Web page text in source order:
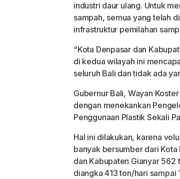
industri daur ulang. Untuk
sampah, semua yang telah
infrastruktur pemilahan
“Kota Denpasar dan
di kedua wilayah ini
seluruh Bali dan tidak ada
Gubernur Bali, Wayan
dengan menekankan
Penggunaan Plastik Sekali
Hal ini dilakukan, karena
banyak bersumber dari
dan Kabupaten Gianyar 562
diangka 413 ton/hari sampai